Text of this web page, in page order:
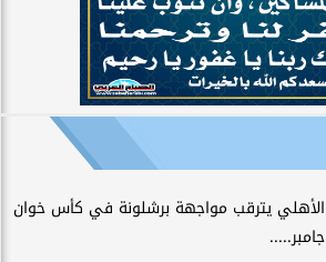
الأهلي يترقب مواجهة برشلونة في كأس خوان
جامبر.....